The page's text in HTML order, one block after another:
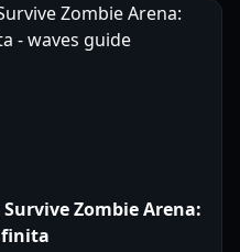
Zombie Arena: